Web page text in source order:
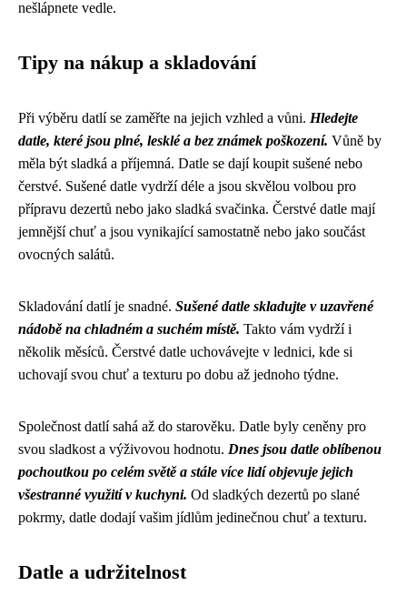
nešlápnete vedle.
Tipy na nákup a skladování
Při výběru datlí se zaměřte na jejich vzhled a vůni. Hledejte
datle, které jsou plné, lesklé a bez známek poškození. Vůně by
měla být sladká a příjemná. Datle se dají koupit sušené nebo
čerstvé. Sušené datle vydrží déle a jsou skvělou volbou pro
přípravu dezertů nebo jako sladká svačinka. Čerstvé datle mají
jemnější chuť a jsou vynikající samostatně nebo jako součást
ovocných salátů.
Skladování datlí je snadné. Sušené datle skladujte v uzavřené
nádobě na chladném a suchém místě. Takto vám vydrží i
několik měsíců. Čerstvé datle uchovávejte v lednici, kde si
uchovají svou chuť a texturu po dobu až jednoho týdne.
Společnost datlí sahá až do starověku. Datle byly ceněny pro
svou sladkost a výživovou hodnotu. Dnes jsou datle oblíbenou
pochoutkou po celém světě a stále více lidí objevuje jejich
všestranné využití v kuchyni. Od sladkých dezertů po slané
pokrmy, datle dodají vašim jídlům jedinečnou chuť a texturu.
Datle a udržitelnost